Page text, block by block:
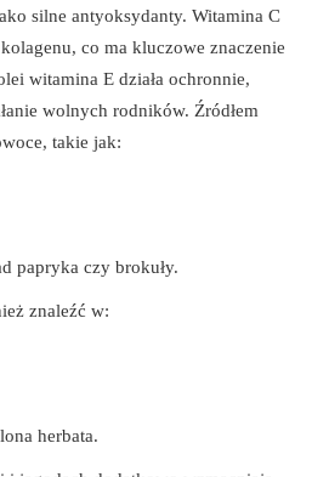
silne antyoksydanty. Witamina C
co ma kluczowe znaczenie
witamina E działa ochronnie,
wolnych rodników. Źródłem
takie jak:
papryka czy brokuły.
znaleźć w:
herbata.